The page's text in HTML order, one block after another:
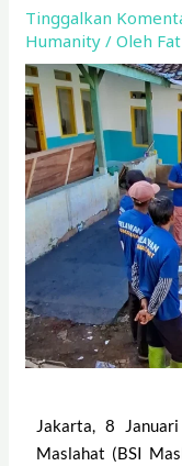
Tinggalkan
Humanity / Oleh
Jakarta, 8
Maslahat (BSI